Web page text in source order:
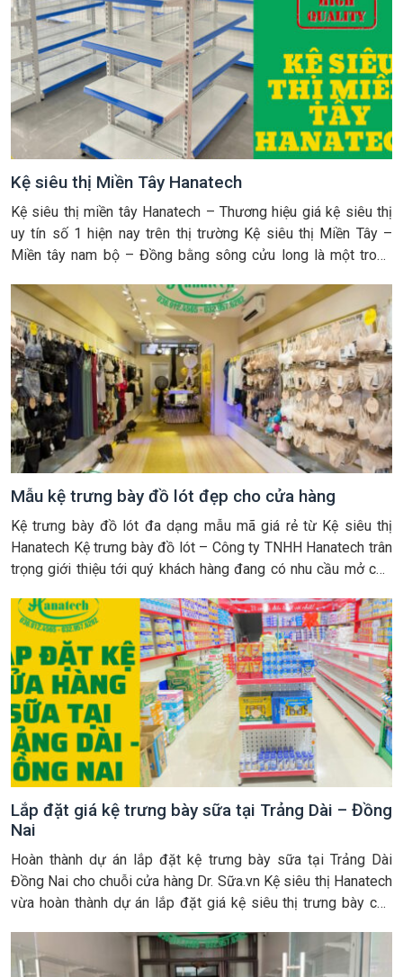
Kệ siêu thị Miền Tây Hanatech
Kệ siêu thị miền tây Hanatech – Thương hiệu giá kệ siêu thị
uy tín số 1 hiện nay trên thị trường Kệ siêu thị Miền Tây –
Miền tây nam bộ – Đồng bằng sông cửu long là một trong
trung nhiều […]
Mẫu kệ trưng bày đồ lót đẹp cho cửa hàng
Kệ trưng bày đồ lót đa dạng mẫu mã giá rẻ từ Kệ siêu thị
Hanatech Kệ trưng bày đồ lót – Công ty TNHH Hanatech trân
trọng giới thiệu tới quý khách hàng đang có nhu cầu mở cửa
giá […]
Lắp đặt giá kệ trưng bày sữa tại Trảng Dài – Đồng
Nai
Hoàn thành dự án lắp đặt kệ trưng bày sữa tại Trảng Dài
Đồng Nai cho chuỗi cửa hàng Dr. Sữa.vn Kệ siêu thị Hanatech
vừa hoàn thành dự án lắp đặt giá kệ siêu thị trưng bày cho
trong số các […]